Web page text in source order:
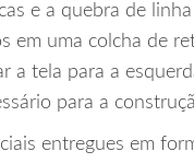
e a quebra de
em uma colcha de
a tela para a
para a
entregues em